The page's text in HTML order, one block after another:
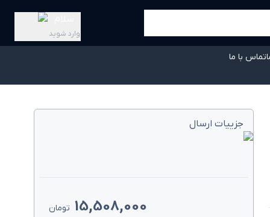
وارد شوید
تماس با ما
جزییات ارسال
15,508,000 تومان